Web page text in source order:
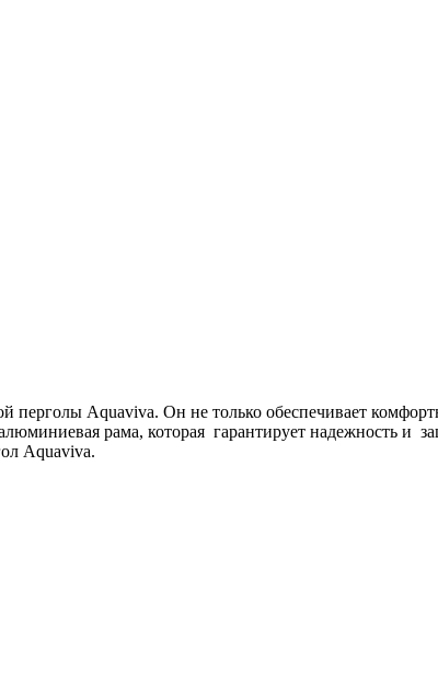
Aquaviva. Он не только обеспечивает
рама, которая гарантирует надежность и
Aquaviva.